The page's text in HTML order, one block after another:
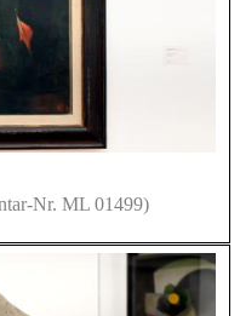
Nr. ML 01499)